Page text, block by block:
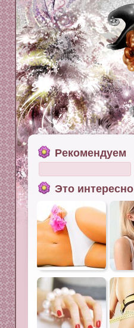
Рекомендуем
Это интересно